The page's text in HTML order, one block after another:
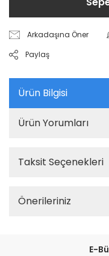
Arkadaşına Öner
Paylaş
Ürün Bilgisi
Ürün Yorumları
Taksit Seçenekleri
Önerileriniz
E-